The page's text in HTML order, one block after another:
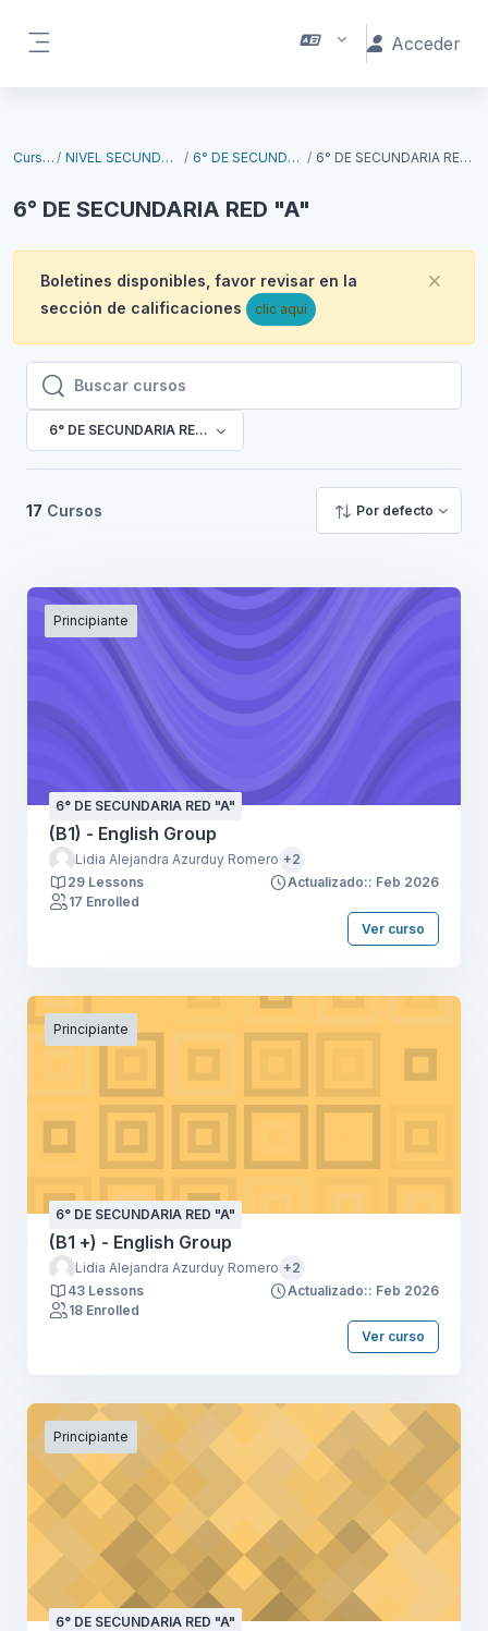
Acceder
Cursos NIVEL SECUNDARIO 6° DE SECUNDARIA 6° DE SECUNDARIA RED "A"
6° DE SECUNDARIA RED "A"
Boletines disponibles, favor revisar en la
sección de calificaciones
clic aquí
Buscar cursos
Buscar cursos
6° DE SECUNDARIA RED "A"
17 Cursos Por defecto
Principiante
6° DE SECUNDARIA RED "A"
(B1) - English Group
Lidia Alejandra Azurduy Romero +2
29 Lessons
Actualizado:: Feb 2026
17 Enrolled
Ver curso
Principiante
6° DE SECUNDARIA RED "A"
(B1 +) - English Group
Lidia Alejandra Azurduy Romero +2
43 Lessons
Actualizado:: Feb 2026
18 Enrolled
Ver curso
Principiante
6° DE SECUNDARIA RED "A"